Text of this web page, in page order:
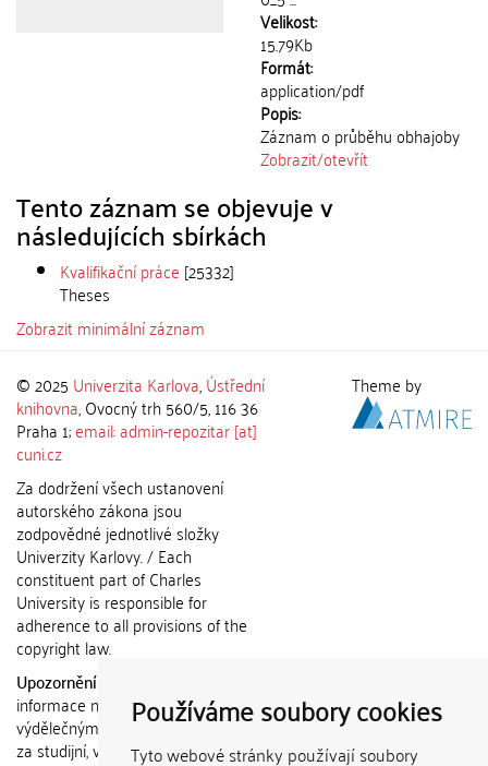
Používáme soubory cookies
Tyto webové stránky používají soubory
Velikost:
15.79Kb
Formát:
application/pdf
Popis:
Záznam o průběhu obhajoby
Zobrazit/otevřít
Tento záznam se objevuje v
následujících sbírkách
Kvalifikační práce [25332]
Theses
Zobrazit minimální záznam
© 2025 Univerzita Karlova,Ústřední
knihovna, Ovocný trh 560/5, 116 36
Praha 1;email: admin-repozitar [at]
cuni.cz
Za dodržení všech ustanovení
autorského zákona jsou
zodpovědné jednotlivé složky
Univerzity Karlovy. / Each
constituent part of Charles
University is responsible for
adherence to all provisions of the
copyright law.
Upozornění / Notice:
informace nemohou být použity k
výdělečným účelům nebo vydávány
za studijní, vědeckou nebo jinou
Theme by